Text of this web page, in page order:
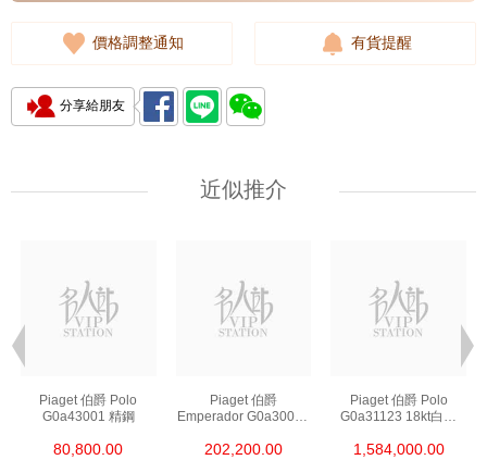
價格調整通知 有貨提醒
分享給朋友
近似推介
Piaget 伯爵 Polo
G0a43001 精鋼
80,800.00
Piaget 伯爵
Emperador G0a30019
202,200.00
Piaget 伯爵 Polo
G0a31123 18kt白金
1,584,000.00